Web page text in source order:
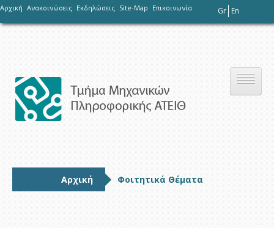
-
Αρχική Ανακοινώσεις Εκδηλώσεις Site-Map Επικοινωνία Gr En
Αρχική Φοιτητικά Θέματα